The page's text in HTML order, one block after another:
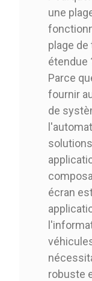
une
plage
étendue
Parce
fournir
de
écran
robuste